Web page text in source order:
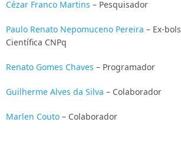
Cézar Franco Martins – Pesquisador
Paulo Renato Nepomuceno Pereira – Ex-
Científica CNPq
Renato Gomes Chaves – Programador
Guilherme Alves da Silva – Colaborador
Marlen Couto – Colaborador